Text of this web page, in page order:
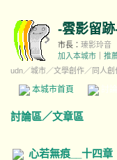
-雲影留
市長： 瑧影玲音
加入本城市
推
udn／城市／文學創作／同人創
本城市首頁
討論區／文章區
心若無痕__十四章